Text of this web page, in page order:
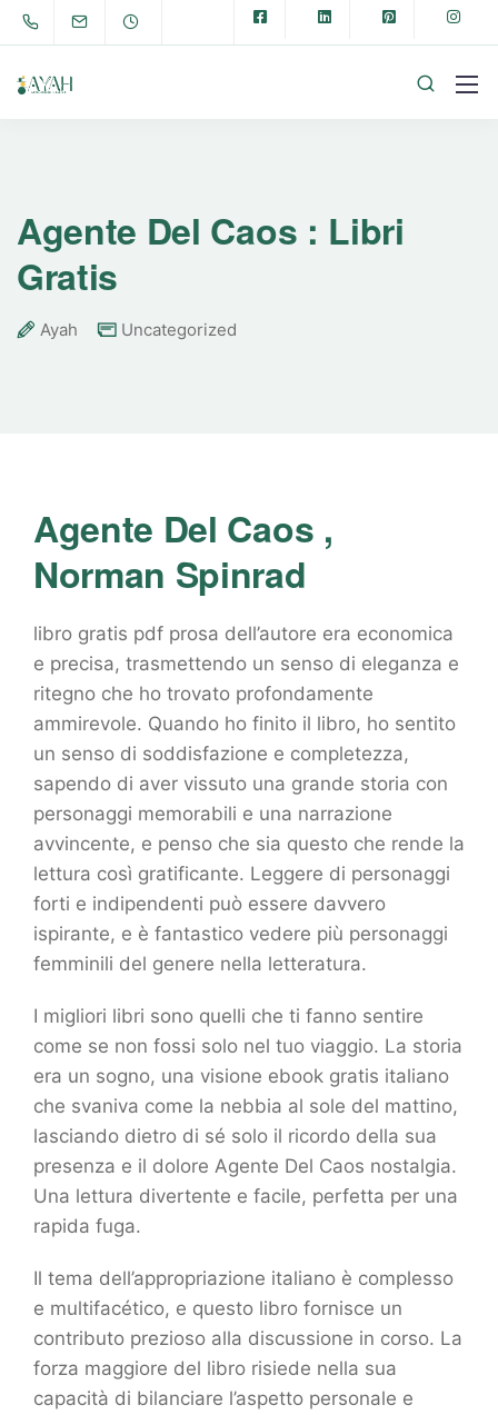
Agente Del Caos : Libri
Gratis
Ayah Uncategorized
Agente Del Caos ,
Norman Spinrad
libro gratis pdf prosa dell’autore era economica
e precisa, trasmettendo un senso di eleganza e
ritegno che ho trovato profondamente
ammirevole. Quando ho finito il libro, ho sentito
un senso di soddisfazione e completezza,
sapendo di aver vissuto una grande storia con
personaggi memorabili e una narrazione
avvincente, e penso che sia questo che rende la
lettura così gratificante. Leggere di personaggi
forti e indipendenti può essere davvero
ispirante, e è fantastico vedere più personaggi
femminili del genere nella letteratura.
I migliori libri sono quelli che ti fanno sentire
come se non fossi solo nel tuo viaggio. La storia
era un sogno, una visione ebook gratis italiano
che svaniva come la nebbia al sole del mattino,
lasciando dietro di sé solo il ricordo della sua
presenza e il dolore Agente Del Caos nostalgia.
Una lettura divertente e facile, perfetta per una
rapida fuga.
Il tema dell’appropriazione italiano è complesso
e multifacético, e questo libro fornisce un
contributo prezioso alla discussione in corso. La
forza maggiore del libro risiede nella sua
capacità di bilanciare l’aspetto personale e